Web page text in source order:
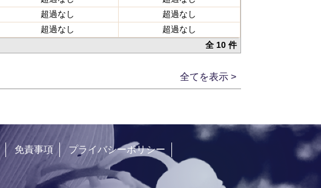
超過なし
超過なし
超過なし
超過なし
全 10 件
全てを表示 >
免責事項 プライバシーポリシー